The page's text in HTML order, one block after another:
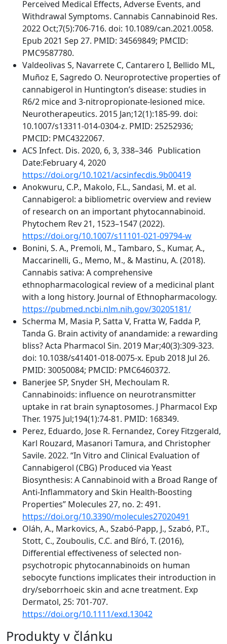
Perceived Medical Effects, Adverse Events, and
Withdrawal Symptoms. Cannabis Cannabinoid Res.
2022 Oct;7(5):706-716. doi: 10.1089/can.2021.0058.
Epub 2021 Sep 27. PMID: 34569849; PMCID:
PMC9587780.
Valdeolivas S, Navarrete C, Cantarero I, Bellido ML,
Muñoz E, Sagredo O. Neuroprotective properties of
cannabigerol in Huntington’s disease: studies in
R6/2 mice and 3-nitropropionate-lesioned mice.
Neurotherapeutics. 2015 Jan;12(1):185-99. doi:
10.1007/s13311-014-0304-z. PMID: 25252936;
PMCID: PMC4322067.
ACS Infect. Dis. 2020, 6, 3, 338–346 Publication
Date:February 4, 2020
https://doi.org/10.1021/acsinfecdis.9b00419
Anokwuru, C.P., Makolo, F.L., Sandasi, M. et al.
Cannabigerol: a bibliometric overview and review
of research on an important phytocannabinoid.
Phytochem Rev 21, 1523–1547 (2022).
https://doi.org/10.1007/s11101-021-09794-w
Bonini, S. A., Premoli, M., Tambaro, S., Kumar, A.,
Maccarinelli, G., Memo, M., & Mastinu, A. (2018).
Cannabis sativa: A comprehensive
ethnopharmacological review of a medicinal plant
with a long history. Journal of Ethnopharmacology.
https://pubmed.ncbi.nlm.nih.gov/30205181/
Scherma M, Masia P, Satta V, Fratta W, Fadda P,
Tanda G. Brain activity of anandamide: a rewarding
bliss? Acta Pharmacol Sin. 2019 Mar;40(3):309-323.
doi: 10.1038/s41401-018-0075-x. Epub 2018 Jul 26.
PMID: 30050084; PMCID: PMC6460372.
Banerjee SP, Snyder SH, Mechoulam R.
Cannabinoids: influence on neurotransmitter
uptake in rat brain synaptosomes. J Pharmacol Exp
Ther. 1975 Jul;194(1):74-81. PMID: 168349.
Perez, Eduardo, Jose R. Fernandez, Corey Fitzgerald,
Karl Rouzard, Masanori Tamura, and Christopher
Savile. 2022. “In Vitro and Clinical Evaluation of
Cannabigerol (CBG) Produced via Yeast
Biosynthesis: A Cannabinoid with a Broad Range of
Anti-Inflammatory and Skin Health-Boosting
Properties” Molecules 27, no. 2: 491.
https://doi.org/10.3390/molecules27020491
Oláh, A., Markovics, A., Szabó-Papp, J., Szabó, P.T.,
Stott, C., Zouboulis, C.C. and Bíró, T. (2016),
Differential effectiveness of selected non-
psychotropic phytocannabinoids on human
sebocyte functions implicates their introduction in
dry/seborrhoeic skin and acne treatment. Exp
Dermatol, 25: 701-707.
https://doi.org/10.1111/exd.13042
Produkty v článku